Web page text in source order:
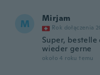
M Mirjam
Rok dołączenia
Super,
wieder gerne
około 4 roku temu